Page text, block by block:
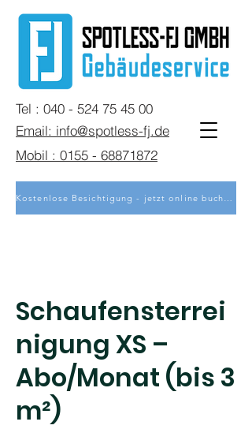
Mobil : 0155 - 68871872
Tel : 040 - 524 75 45 00
Email: info@spotless-fj.de
Kostenlose Besichtigung - jetzt online buchen
Schaufensterrei
nigung XS –
Abo/Monat (bis 3
m²)